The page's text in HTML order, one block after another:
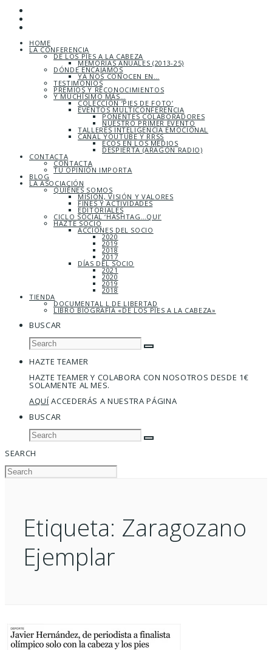
HOME
LA CONFERENCIA
DE LOS PIES A LA CABEZA
MEMORIAS ANUALES (2013-25)
DÓNDE ENCAJAMOS
YA NOS CONOCEN EN…
TESTIMONIOS
PREMIOS Y RECONOCIMIENTOS
Y MUCHÍSIMO MÁS…
COLECCIÓN ‘PIES DE FOTO’
EVENTOS MULTICONFERENCIA
PONENTES COLABORADORES
NUESTRO PRIMER EVENTO
TALLERES INTELIGENCIA EMOCIONAL
CANAL YOUTUBE Y RRSS
ECOS EN LOS MEDIOS
DESPIERTA (ARAGÓN RADIO)
CONTACTA
CONTACTA
TU OPINIÓN IMPORTA
BLOG
LA ASOCIACIÓN
QUIÉNES SOMOS
MISIÓN, VISIÓN Y VALORES
FINES Y ACTIVIDADES
EDITORIALES
CICLO SOCIAL ‘HASHTAG…QUI’
HAZTE SOCIO
ACCIONES DEL SOCIO
2020
2019
2018
2017
DÍAS DEL SOCIO
2021
2020
2019
2018
TIENDA
DOCUMENTAL L DE LIBERTAD
LIBRO BIOGRAFÍA «DE LOS PIES A LA CABEZA»
BUSCAR
HAZTE TEAMER
HAZTE TEAMER Y COLABORA CON NOSOTROS DESDE 1€
SOLAMENTE AL MES.
AQUÍACCEDERÁS A NUESTRA PÁGINA
BUSCAR
SEARCH
Etiqueta: Zaragozano
Ejemplar